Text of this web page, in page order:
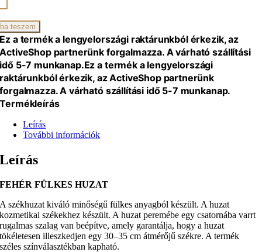
teszem
Ez a termék a lengyelországi raktárunkból érkezik, az
ActiveShop partnerünk forgalmazza. A várható szállítási
idő 5-7 munkanap.Ez a termék a lengyelországi
raktárunkból érkezik, az ActiveShop partnerünk
forgalmazza. A várható szállítási idő 5-7 munkanap.
Termékleírás
Leírás
További információk
Leírás
FEHÉR FÜLKES HUZAT
A székhuzat kiváló minőségű fülkes anyagból készült. A huzat
kozmetikai székekhez készült. A huzat peremébe egy csatornába varrt
rugalmas szalag van beépítve, amely garantálja, hogy a huzat
tökéletesen illeszkedjen egy 30–35 cm átmérőjű székre. A termék
széles színválasztékban kapható.